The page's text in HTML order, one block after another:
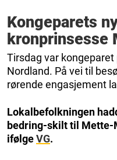
Kongeparets
kronprinsesse
Tirsdag var
Nordland. På vei til
rørende engasjement
Lokalbefolkningen
bedring-skilt til Mette-
ifølgeVG.